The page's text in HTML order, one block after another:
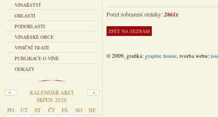
VINAŘSTVÍ
OBLASTI
PODOBLASTI
VINAŘSKÉ OBCE
VINIČNÍ TRATĚ
PUBLIKACE O VÍNĚ
ODKAZY
KALENDÁŘ AKCÍ
SRPEN 2026
PO
ÚT ST ČT PÁ SO NE
Počet zobrazení stránky:2861x
© 2009, grafika: graphic house, tvorba webu: